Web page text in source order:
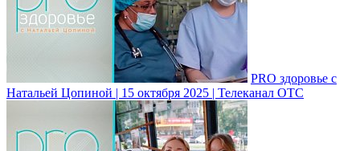
PRO здоровье с
Натальей Цопиной | 15 октября 2025 | Телеканал ОТС